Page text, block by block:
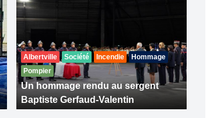
Albertville Société Incendie
Hommage
Pompier
Un hommage rendu au sergent
Baptiste Gerfaud-Valentin